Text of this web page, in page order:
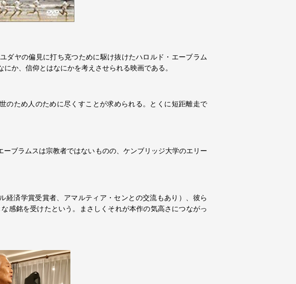
ダヤの偏見に打ち克つために駆け抜けたハロルド・エーブラム
か、信仰とはなにかを考えさせられる映画である。
のため人のために尽くすことが求められる。とくに短距離走で
ーブラムスは宗教者ではないものの、ケンブリッジ大学のエリー
経済学賞受賞者、アマルティア・センとの交流もあり）、彼ら
な感銘を受けたという。まさしくそれが本作の気高さにつながっ